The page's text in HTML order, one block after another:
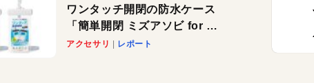
ワンタッチ開閉の防水ケース
「簡単開閉 ミズアソビ for ス
マホ」で夏のレジャーを満喫
アクセサリ レポート